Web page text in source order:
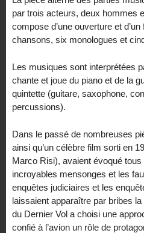
par trois acteurs, deux hommes
compose d’une ouverture et
chansons, six monologues et
Les musiques sont interprétées
chante et joue du piano et de la
quintette (guitare, saxophone,
percussions).
Dans le passé de nombreuses
ainsi qu’un célèbre film sorti en
Marco Risi), avaient évoqué
incroyables mensonges et les
enquêtes judiciaires et les
laissaient apparaître par bribes
du Dernier Vol a choisi une
confié à l’avion un rôle de